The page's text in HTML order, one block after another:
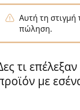
Αυτή τη στιγμή
πώληση.
τι
με